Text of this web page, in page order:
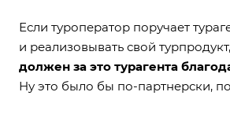
Если туроператор поручает
и реализовывать свой
должен за это турагента
Ну это было бы по-партнерски,